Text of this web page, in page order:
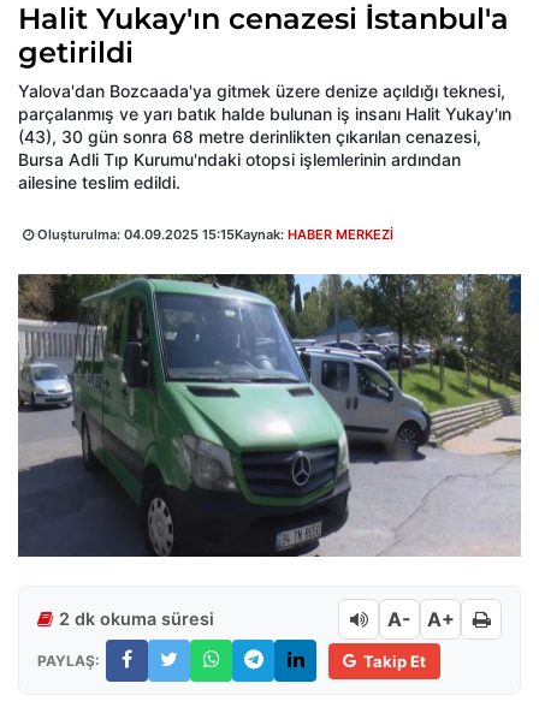
Halit Yukay'ın cenazesi İstanbul'a
getirildi
Yalova'dan Bozcaada'ya gitmek üzere denize açıldığı teknesi,
parçalanmış ve yarı batık halde bulunan iş insanı Halit Yukay'ın
(43), 30 gün sonra 68 metre derinlikten çıkarılan cenazesi,
Bursa Adli Tıp Kurumu'ndaki otopsi işlemlerinin ardından
ailesine teslim edildi.
Oluşturulma: 04.09.2025 15:15Kaynak: HABER MERKEZİ
2 dk okuma süresi A- A+
PAYLAŞ: Takip Et